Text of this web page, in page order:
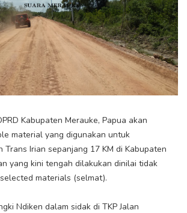
Kabupaten Merauke, Papua akan
material yang digunakan untuk
Trans Irian sepanjang 17 KM di Kabupaten
yang kini tengah dilakukan dinilai tidak
materials (selmat).
Ndiken dalam sidak di TKP Jalan